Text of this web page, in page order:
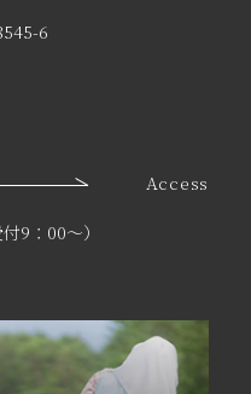
6
Access
9：00〜）